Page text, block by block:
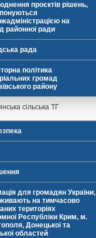
проєктів рішень,
на
районної ради
рада
політика
громад
району
сільська ТГ
для громадян України,
на тимчасово
територіях
Республіки Крим, м.
Донецької та
областей